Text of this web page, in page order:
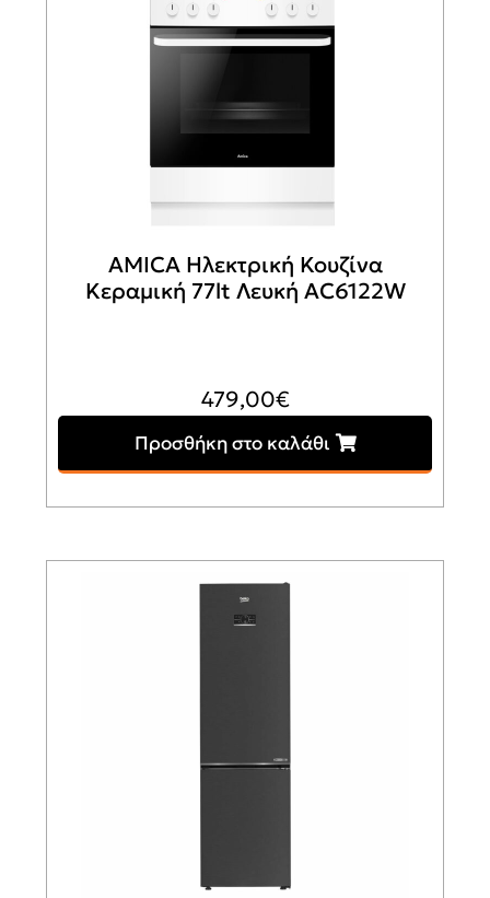
AMICA Ηλεκτρική Κουζίνα
Κεραμική 77lt Λευκή AC6122W
479,00€
Προσθήκη στο καλάθι